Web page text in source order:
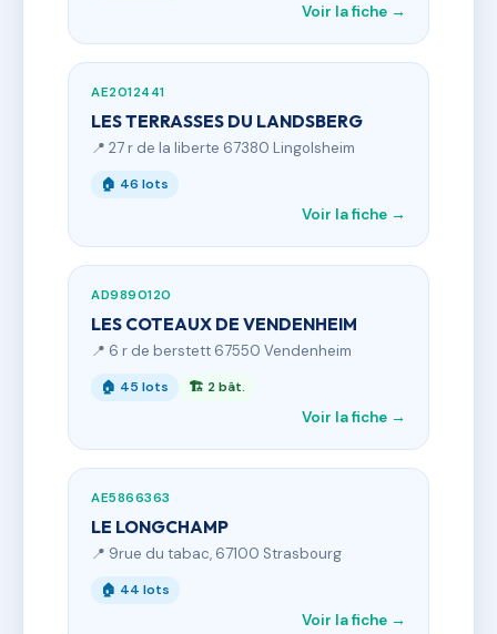
Voir la fiche →
AE2012441
LES TERRASSES DU LANDSBERG
📍 27 r de la liberte 67380 Lingolsheim
🏠 46 lots
Voir la fiche →
AD9890120
LES COTEAUX DE VENDENHEIM
📍 6 r de berstett 67550 Vendenheim
🏠 45 lots 🏗 2 bât.
Voir la fiche →
AE5866363
LE LONGCHAMP
📍 9rue du tabac, 67100 Strasbourg
🏠 44 lots
Voir la fiche →